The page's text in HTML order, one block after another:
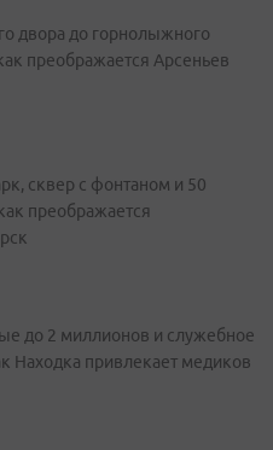
двора до горнолыжного
преображается Арсеньев
сквер с фонтаном и 50
преображается
до 2 миллионов и служебное
Находка привлекает медиков